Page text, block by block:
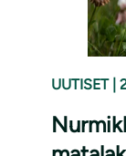
UUTISET